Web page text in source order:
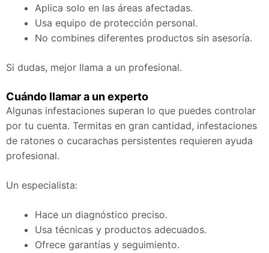
Aplica solo en las áreas afectadas.
Usa equipo de protección personal.
No combines diferentes productos sin asesoría.
Si dudas, mejor llama a un profesional.
Cuándo llamar a un experto
Algunas infestaciones superan lo que puedes controlar
por tu cuenta. Termitas en gran cantidad, infestaciones
de ratones o cucarachas persistentes requieren ayuda
profesional.
Un especialista:
Hace un diagnóstico preciso.
Usa técnicas y productos adecuados.
Ofrece garantías y seguimiento.